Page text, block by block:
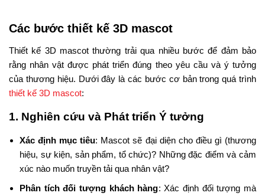
Các bước thiết kế 3D mascot
Thiết kế 3D mascot thường trải qua nhiều bước để đảm bảo
rằng nhân vật được phát triển đúng theo yêu cầu và ý tưởng
của thương hiệu. Dưới đây là các bước cơ bản trong quá trình
thiết kế 3D mascot:
1. Nghiên cứu và Phát triển Ý tưởng
Xác định mục tiêu: Mascot sẽ đại diện cho điều gì (thương
hiệu, sự kiện, sản phẩm, tổ chức)? Những đặc điểm và cảm
xúc nào muốn truyền tải qua nhân vật?
Phân tích đối tượng khách hàng: Xác định đối tượng mà